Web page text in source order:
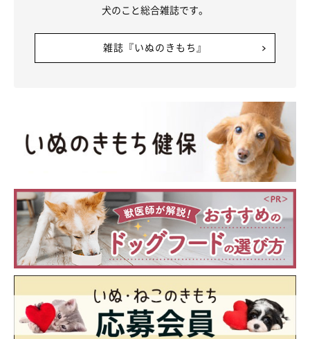
犬のこと総合雑誌です。
雑誌『いぬのきもち』